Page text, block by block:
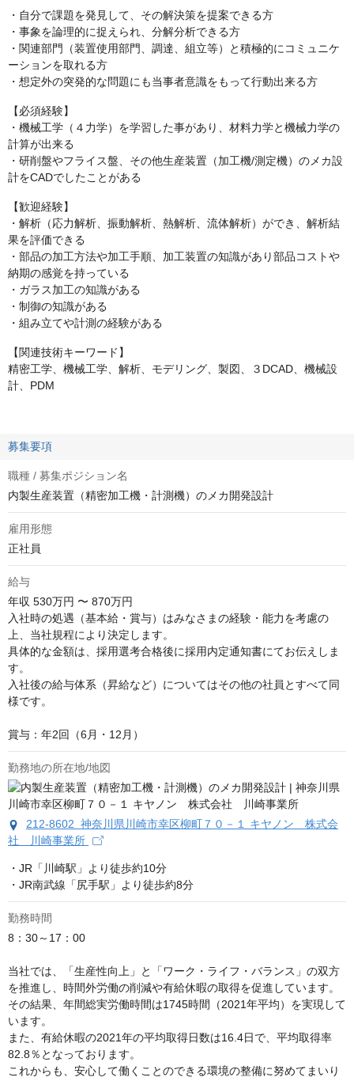
・自分で課題を発見して、その解決策を提案できる方
・事象を論理的に捉えられ、分解分析できる方
・関連部門（装置使用部門、調達、組立等）と積極的にコミュニケ
ーションを取れる方
・想定外の突発的な問題にも当事者意識をもって行動出来る方
【必須経験】
・機械工学（４力学）を学習した事があり、材料力学と機械力学の
計算が出来る
・研削盤やフライス盤、その他生産装置（加工機/測定機）のメカ設
計をCADでしたことがある
【歓迎経験】
・解析（応力解析、振動解析、熱解析、流体解析）ができ、解析結
果を評価できる
・部品の加工方法や加工手順、加工装置の知識があり部品コストや
納期の感覚を持っている
・ガラス加工の知識がある
・制御の知識がある
・組み立てや計測の経験がある
【関連技術キーワード】
精密工学、機械工学、解析、モデリング、製図、３DCAD、機械設
計、PDM
募集要項
職種 / 募集ポジション名
内製生産装置（精密加工機・計測機）のメカ開発設計
雇用形態
正社員
給与
年収 530万円 〜 870万円
入社時の処遇（基本給・賞与）はみなさまの経験・能力を考慮の
上、当社規程により決定します。
具体的な金額は、採用選考合格後に採用内定通知書にてお伝えしま
す。
入社後の給与体系（昇給など）についてはその他の社員とすべて同
様です。
賞与：年2回（6月・12月）
勤務地の所在地/地図
212-8602 神奈川県川崎市幸区柳町７０－１ キヤノン 株式会
社 川崎事業所
・JR「川崎駅」より徒歩約10分
・JR南武線「尻手駅」より徒歩約8分
勤務時間
8：30～17：00
当社では、「生産性向上」と「ワーク・ライフ・バランス」の双方
を推進し、時間外労働の削減や有給休暇の取得を促進しています。
その結果、年間総実労働時間は1745時間（2021年平均）を実現して
います。
また、有給休暇の2021年の平均取得日数は16.4日で、平均取得率
82.8％となっております。
これからも、安心して働くことのできる環境の整備に努めてまいり